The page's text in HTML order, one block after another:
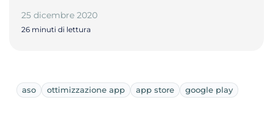
25 dicembre 2020
26 minuti di lettura
aso ottimizzazione app app store google play